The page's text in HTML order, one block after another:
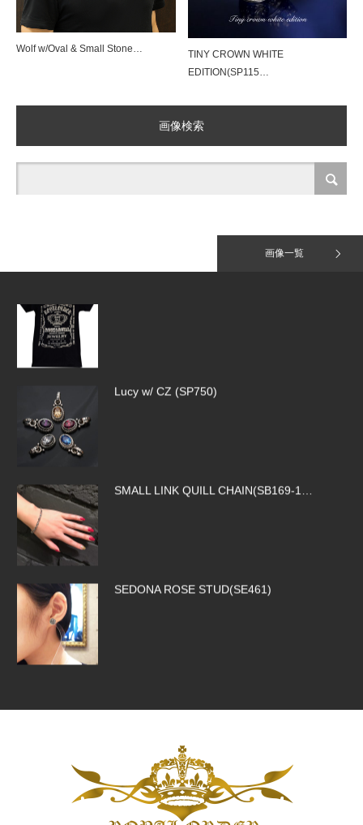
Wolf w/Oval & Small Stone…
TINY CROWN WHITE
EDITION(SP115…
画像検索
画像一覧
Tiny Pave Hoops（SE918）＆HALF TI…
Tiny Pave Hoops（SE918）
SMALL CORONATION CROSS W/ CZ(S…